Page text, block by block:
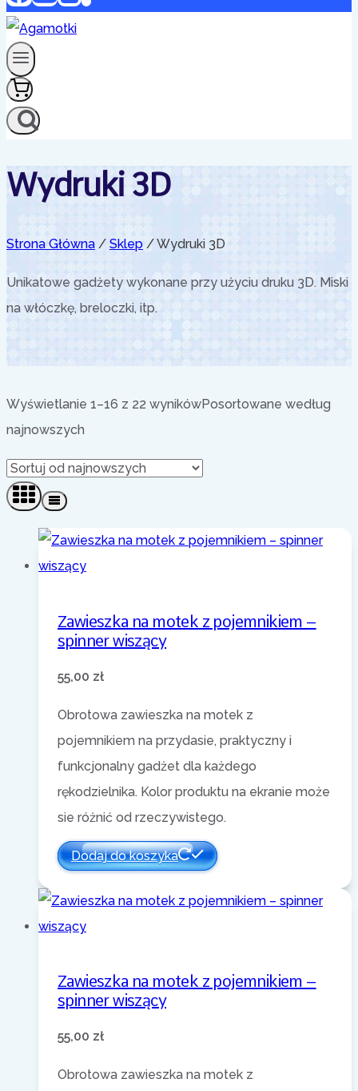
Wydruki 3D
Strona Główna / Sklep /Wydruki 3D
Unikatowe gadżety wykonane przy użyciu druku 3D. Miski
na włóczkę, breloczki, itp.
Wyświetlanie 1–16 z 22 wynikówPosortowane według
najnowszych
Zawieszka na motek z pojemnikiem –
spinner wiszący
55,00 zł
Obrotowa zawieszka na motek z
pojemnikiem na przydasie, praktyczny i
funkcjonalny gadżet dla każdego
rękodzielnika. Kolor produktu na ekranie może
sie różnić od rzeczywistego.
Dodaj do koszyka
Zawieszka na motek z pojemnikiem –
spinner wiszący
55,00 zł
Obrotowa zawieszka na motek z